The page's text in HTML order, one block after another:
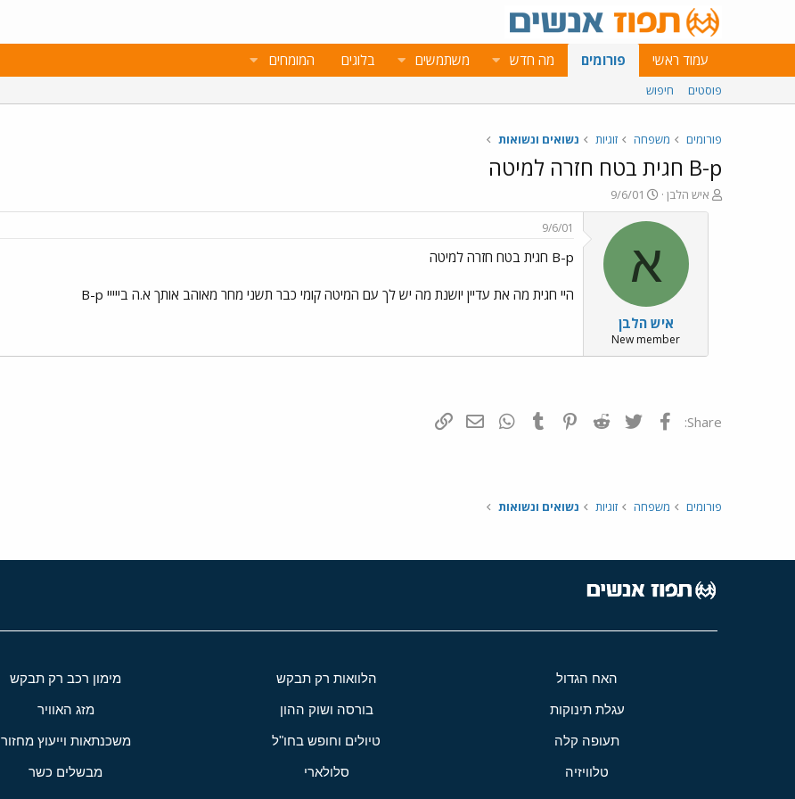
עמוד ראשי פורומים מה חדש משתמשים בלוגים המומחים
פוסטים חיפוש
פורומים משפחה זוגיות נשואים ונשואות
B-p חגית בטח חזרה למיטה
פ
ו
איש הלבן
פ
ו
ר
ם
ב
א
ר
י
ך
9/6/01
א
איש הלבן
New member
9/6/01
B-p חגית בטח חזרה למיטה
היי חגית מה את עדיין יושנת מה יש לך עם המיטה קומי כבר תשני מחר מאוהב אותך א.ה בייייי B-p
Share: פייסבוק Twitter
Reddit
Pinterest
Tumblr
WhatsAppדואר אלקטרוני
פורומים משפחה זוגיות נשואים ונשואות
האח הגדול הלוואות רק תבקש מימון רכב רק תבקש
עגלת תינוקות בורסה ושוק ההון מזג האוויר
תעופה קלה טיולים וחופש בחו"ל משכנתאות וייעוץ מחזור
טלוויזיה סלולארי מבשלים כשר